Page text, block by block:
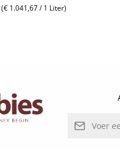
(€ 1.041,67 / 1 Liter)
E-mailadres*